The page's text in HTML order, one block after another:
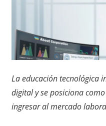
La educación tecnológica
digital y se posiciona
ingresar al mercado